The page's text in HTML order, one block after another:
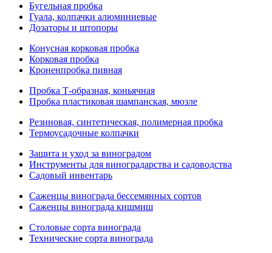
Бугельная пробка
Гуала, колпачки алюминиевые
Дозаторы и штопоры
Конусная корковая пробка
Корковая пробка
Кроненпробка пивная
Пробка Т-образная, коньячная
Пробка пластиковая шампанская, мюзле
Резиновая, синтетическая, полимерная пробка
Термоусадочные колпачки
Защита и уход за виноградом
Инструменты для виноградарства и садоводства
Садовый инвентарь
Саженцы винограда бессемянных сортов
Саженцы винограда кишмиш
Столовые сорта винограда
Технические сорта винограда